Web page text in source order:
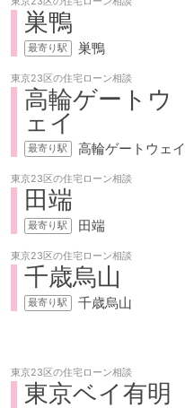
巣鴨
巣鴨
東京23区の住宅ローン相談
高輪ゲートウ
ェイ
高輪ゲートウェイ
東京23区の住宅ローン相談
田端
田端
東京23区の住宅ローン相談
千歳烏山
千歳烏山
東京23区の住宅ローン相談
東京ベイ有明